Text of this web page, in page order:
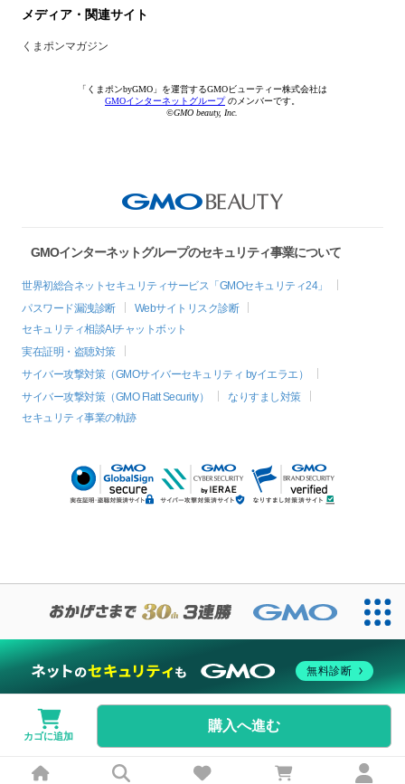
カゴに追加
購入へ進む
メディア・関連サイト
くまポンマガジン
「くまポンbyGMO」を運営するGMOビューティー株式会社は
GMOインターネットグループのメンバーです。
©GMO beauty, Inc.
GMOインターネットグループのセキュリティ事業について
世界初総合ネットセキュリティサービス「GMOセキュリティ24」
パスワード漏洩診断
Webサイトリスク診断
セキュリティ相談AIチャットボット
実在証明・盗聴対策
サイバー攻撃対策（GMOサイバーセキュリティ byイエラエ）
サイバー攻撃対策（GMO Flatt Security）
なりすまし対策
セキュリティ事業の軌跡
無料診断